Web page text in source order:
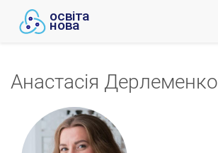
Анастасія Дерлеменко